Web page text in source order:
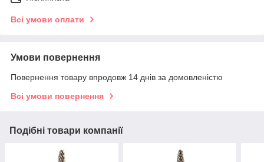
Всі умови оплати
Умови повернення
Повернення товару впродовж 14 днів за домовленістю
Всі умови повернення
Подібні товари компанії